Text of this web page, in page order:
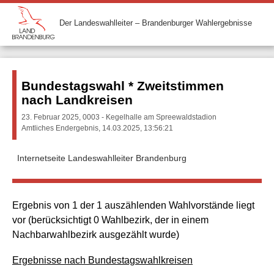
Der Landeswahlleiter – Brandenburger Wahlergebnisse
Bundestagswahl * Zweitstimmen
nach Landkreisen
23. Februar 2025, 0003 - Kegelhalle am Spreewaldstadion
Amtliches Endergebnis, 14.03.2025, 13:56:21
Internetseite Landeswahlleiter Brandenburg
Ergebnis von 1 der 1 auszählenden Wahlvorstände liegt
vor (berücksichtigt 0 Wahlbezirk, der in einem
Nachbarwahlbezirk ausgezählt wurde)
Ergebnisse nach Bundestagswahlkreisen